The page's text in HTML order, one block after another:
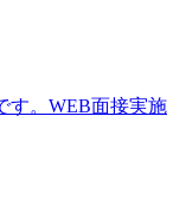
す。WEB面接実施